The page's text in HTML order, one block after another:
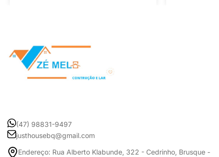
(47) 98831-9497
justhousebq@gmail.com
Endereço: Rua Alberto Klabunde, 322 - Cedrinho, Brusque -